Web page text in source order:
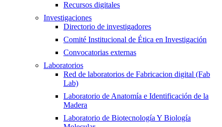
Recursos digitales
Investigaciones
Directorio de investigadores
Comité Institucional de Ética en Investigación
Convocatorias externas
Laboratorios
Red de laboratorios de Fabricacion digital (Fab
Lab)
Laboratorio de Anatomía e Identificación de la
Madera
Laboratorio de Biotecnología Y Biología